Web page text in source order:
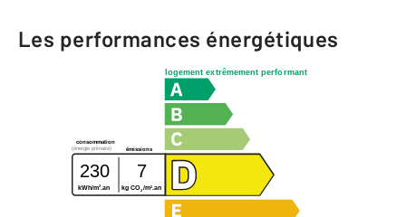
Les performances énergétiques
logement extrêmement performant
consommation
émissions
(énergie primaire)
230 7
kWh/m2.an kg CO2 /m2 .an